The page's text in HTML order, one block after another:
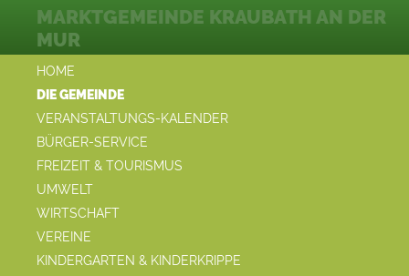
HOME
DIE GEMEINDE
VERANSTALTUNGS-KALENDER
BÜRGER-SERVICE
FREIZEIT & TOURISMUS
UMWELT
WIRTSCHAFT
VEREINE
KINDERGARTEN & KINDERKRIPPE
MARKTGEMEINDE KRAUBATH AN DER
MUR